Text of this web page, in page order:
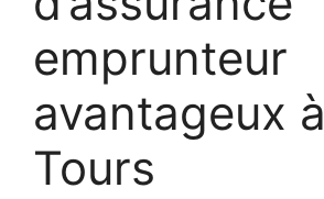
emprunteur
avantageux à
Tours